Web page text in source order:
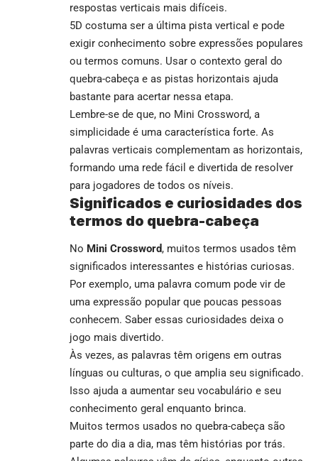
respostas verticais mais difíceis.
5D costuma ser a última pista vertical e pode
exigir conhecimento sobre expressões populares
ou termos comuns. Usar o contexto geral do
quebra-cabeça e as pistas horizontais ajuda
bastante para acertar nessa etapa.
Lembre-se de que, no Mini Crossword, a
simplicidade é uma característica forte. As
palavras verticais complementam as horizontais,
formando uma rede fácil e divertida de resolver
para jogadores de todos os níveis.
Significados e curiosidades dos
termos do quebra-cabeça
No Mini Crossword, muitos termos usados têm
significados interessantes e histórias curiosas.
Por exemplo, uma palavra comum pode vir de
uma expressão popular que poucas pessoas
conhecem. Saber essas curiosidades deixa o
jogo mais divertido.
Às vezes, as palavras têm origens em outras
línguas ou culturas, o que amplia seu significado.
Isso ajuda a aumentar seu vocabulário e seu
conhecimento geral enquanto brinca.
Muitos termos usados no quebra-cabeça são
parte do dia a dia, mas têm histórias por trás.